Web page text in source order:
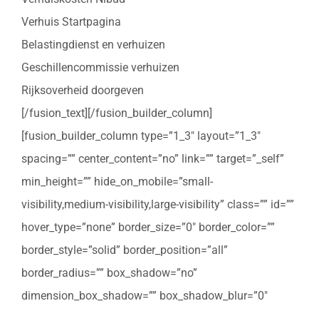
Verhuis Startpagina
Belastingdienst en verhuizen
Geschillencommissie verhuizen
Rijksoverheid doorgeven
[/fusion_text][/fusion_builder_column]
[fusion_builder_column type=”1_3″ layout=”1_3″
spacing=”” center_content=”no” link=”” target=”_self”
min_height=”” hide_on_mobile=”small-
visibility,medium-visibility,large-visibility” class=”” id=””
hover_type=”none” border_size=”0″ border_color=””
border_style=”solid” border_position=”all”
border_radius=”” box_shadow=”no”
dimension_box_shadow=”” box_shadow_blur=”0″